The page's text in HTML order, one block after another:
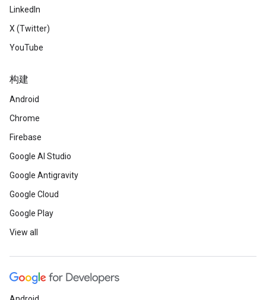
LinkedIn
X (Twitter)
YouTube
构建
Android
Chrome
Firebase
Google AI Studio
Google Antigravity
Google Cloud
Google Play
View all